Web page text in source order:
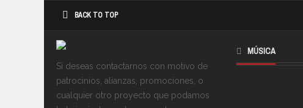
BACK TO TOP
Si deseas contactarnos con motivo de
patrocinios, alianzas, promociones, o
cualquier otro proyecto que podamos
MÚSICA